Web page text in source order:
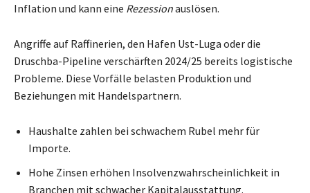
Inflation und kann eine Rezessionauslösen.
Angriffe auf Raffinerien, den Hafen Ust-Luga oder die
Druschba-Pipeline verschärften 2024/25 bereits logistische
Probleme. Diese Vorfälle belasten Produktion und
Beziehungen mit Handelspartnern.
Haushalte zahlen bei schwachem Rubel mehr für
Importe.
Hohe Zinsen erhöhen Insolvenzwahrscheinlichkeit in
Branchen mit schwacher Kapitalausstattung.